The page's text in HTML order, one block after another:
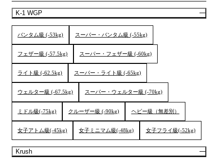
K-1 WGP
バンタム級 (-53kg) スーパー・バンタム級 (-55kg)
フェザー級 (-57.5kg) スーパー・フェザー級 (-60kg)
ライト級 (-62.5kg) スーパー・ライト級 (-65kg)
ウェルター級 (-67.5kg) スーパー・ウェルター級 (-70kg)
ミドル級(-75kg) クルーザー級 (-90kg) ヘビー級（無差別）
女子アトム級(-45kg) 女子ミニマム級(-48kg) 女子フライ級(-52kg)
Krush